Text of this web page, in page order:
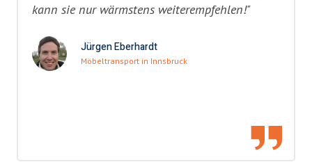
kann sie nur wärmstens weiterempfehlen!"
Jürgen Eberhardt
Möbeltransport in Innsbruck